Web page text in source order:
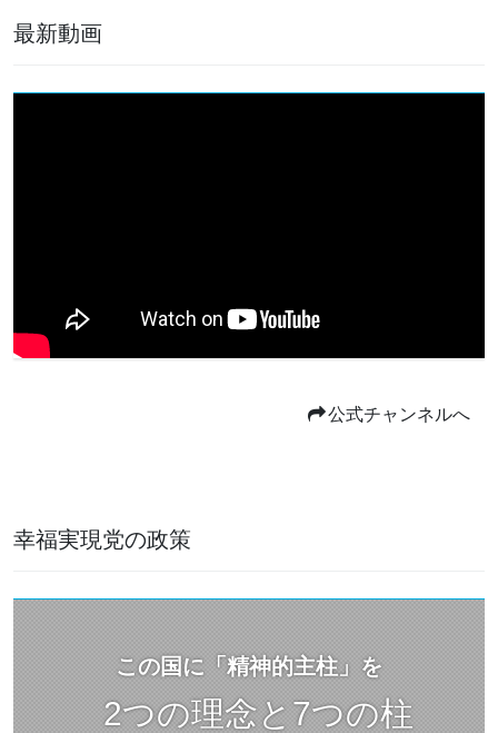
最新動画
公式チャンネルへ
幸福実現党の政策
この国に「精神的主柱」を
2つの理念と7つの柱